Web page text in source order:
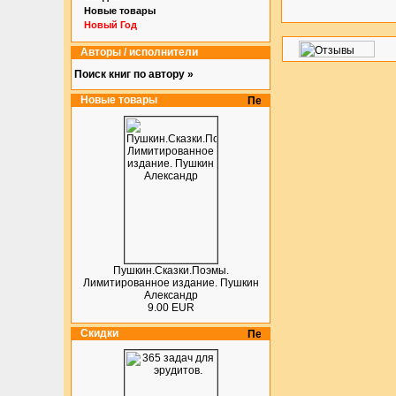
Новые товары
Новый Год
Авторы / исполнители
Поиск книг по автору »
Новые товары
Пушкин.Сказки.Поэмы.
Лимитированное издание. Пушкин
Александр
9.00 EUR
Скидки